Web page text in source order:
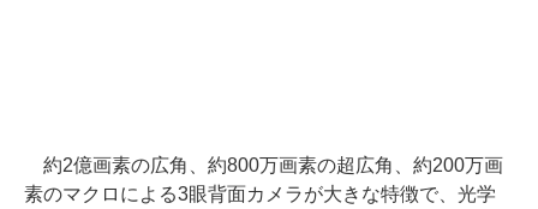
約2億画素の広角、約800万画素の超広角、約200万画
素のマクロによる3眼背面カメラが大きな特徴で、光学